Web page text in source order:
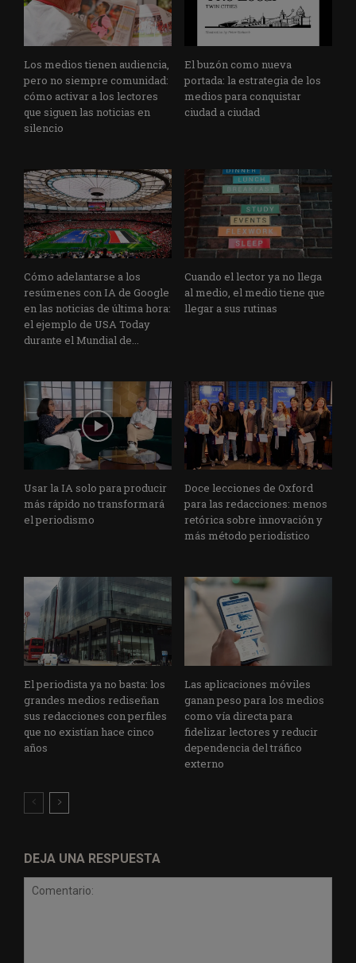
Los medios tienen audiencia,
pero no siempre comunidad:
cómo activar a los lectores
que siguen las noticias en
silencio
El buzón como nueva
portada: la estrategia de los
medios para conquistar
ciudad a ciudad
Cómo adelantarse a los
resúmenes con IA de Google
en las noticias de última hora:
el ejemplo de USA Today
durante el Mundial de...
Cuando el lector ya no llega
al medio, el medio tiene que
llegar a sus rutinas
Usar la IA solo para producir
más rápido no transformará
el periodismo
Doce lecciones de Oxford
para las redacciones: menos
retórica sobre innovación y
más método periodístico
El periodista ya no basta: los
grandes medios rediseñan
sus redacciones con perfiles
que no existían hace cinco
años
Las aplicaciones móviles
ganan peso para los medios
como vía directa para
fidelizar lectores y reducir
dependencia del tráfico
externo
DEJA UNA RESPUESTA